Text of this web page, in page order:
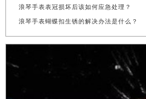
浪琴手表表冠损坏后该如何应急处理？
浪琴手表蝴蝶扣生锈的解决办法是什么？